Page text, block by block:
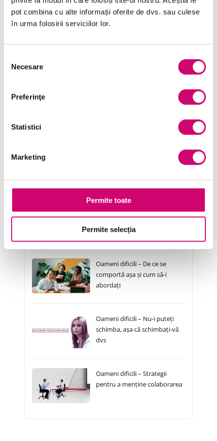
pot combina cu alte informații oferite de dvs. sau culese
în urma folosirii serviciilor lor.
consimțământului
Necesare
Preferinţe
Statistici
Marketing
Permite toate
Permite selecția
Finanțe
Limba Engleză
Project Management
Transformare Digitală
Cursuri Similare
Oameni dificili – De ce se
comportă așa și cum să-i
abordați
Oameni dificili – Nu-i puteți
schimba, așa că schimbați-vă
dvs
Oameni dificili – Strategii
pentru a menține colaborarea